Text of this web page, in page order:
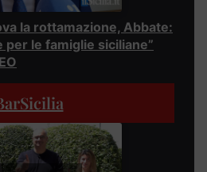
la rottamazione, Abbate:
per le famiglie siciliane”